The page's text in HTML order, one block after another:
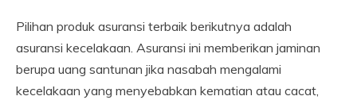
Pilihan produk asuransi terbaik berikutnya adalah
asuransi kecelakaan. Asuransi ini memberikan jaminan
berupa uang santunan jika nasabah mengalami
kecelakaan yang menyebabkan kematian atau cacat,